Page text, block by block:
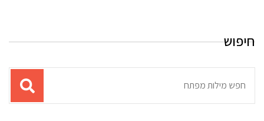
חיפוש